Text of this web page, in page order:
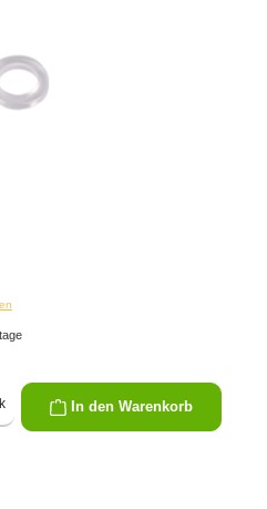
Wert ein oder benutze die Schaltflächen um
In den Warenkorb